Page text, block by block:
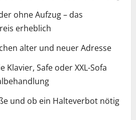
ohne Aufzug – das
erheblich
alter und neuer Adresse
Klavier, Safe oder XXL-Sofa
und ob ein Halteverbot nötig